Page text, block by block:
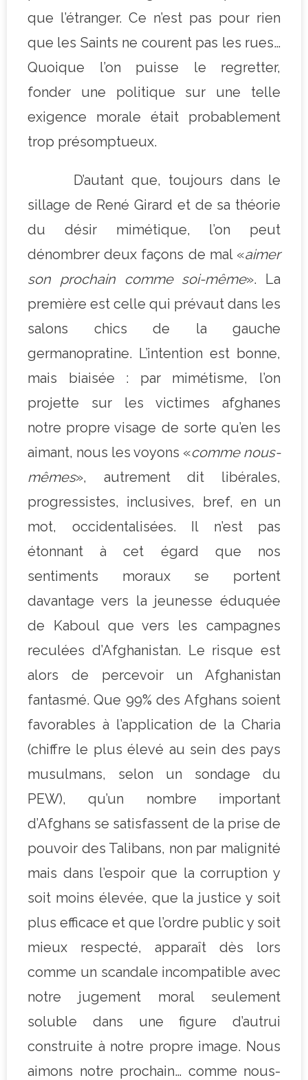
que l’étranger. Ce n’est pas pour rien
que les Saints ne courent pas les rues…
Quoique l’on puisse le regretter,
fonder une politique sur une telle
exigence morale était probablement
trop présomptueux.
D’autant que, toujours dans le
sillage de René Girard et de sa théorie
du désir mimétique, l’on peut
dénombrer deux façons de mal «aimer
son prochain comme soi-même». La
première est celle qui prévaut dans les
salons chics de la gauche
germanopratine. L’intention est bonne,
mais biaisée : par mimétisme, l’on
projette sur les victimes afghanes
notre propre visage de sorte qu’en les
aimant, nous les voyons «comme nous-
mêmes», autrement dit libérales,
progressistes, inclusives, bref, en un
mot, occidentalisées. Il n’est pas
étonnant à cet égard que nos
sentiments moraux se portent
davantage vers la jeunesse éduquée
de Kaboul que vers les campagnes
reculées d’Afghanistan. Le risque est
alors de percevoir un Afghanistan
fantasmé. Que 99% des Afghans soient
favorables à l’application de la Charia
(chiffre le plus élevé au sein des pays
musulmans, selon un sondage du
PEW), qu’un nombre important
d’Afghans se satisfassent de la prise de
pouvoir des Talibans, non par malignité
mais dans l’espoir que la corruption y
soit moins élevée, que la justice y soit
plus efficace et que l’ordre public y soit
mieux respecté, apparaît dès lors
comme un scandale incompatible avec
notre jugement moral seulement
soluble dans une figure d’autrui
construite à notre propre image. Nous
aimons notre prochain… comme nous-